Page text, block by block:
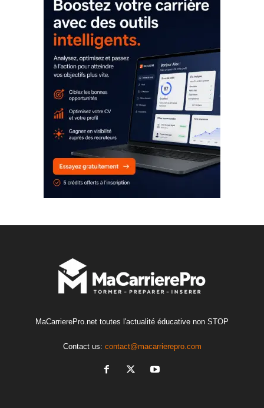
MaCarrierePro.net toutes l'actualité éducative non STOP
Contact us: contact@macarrierepro.com